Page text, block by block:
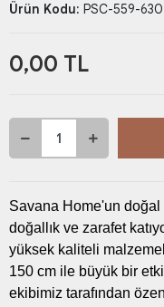
Ürün Kodu: PSC-559-630
0,00 TL
Savana Home'un
doğallık ve zarafet
yüksek kaliteli
150 cm ile büyük bir
ekibimiz tarafından